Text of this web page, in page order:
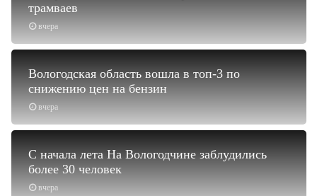
вчера
трамваев
вчера
Вологодская область вошла в топ-3 по
снижению цен на бензин
вчера
С начала лета На Вологодчине заблудились
более 30 человек